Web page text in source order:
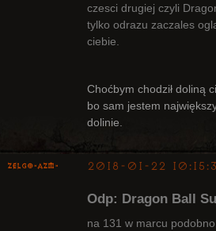
czesci drugiej czyli
tylko odrazu zaczales
ciebie.
Choćbym chodził doliną
bo sam jestem
dolinie.
ZelgO-AZM- 2018-01-22
Odp: Dragon Ball
na 131 w marcu